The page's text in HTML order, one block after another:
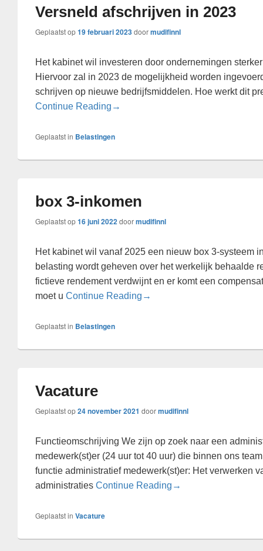
Versneld afschrijven in 2023
Geplaatst op19 februari 2023doormudifinnl
Het kabinet wil investeren door ondernemingen
Hiervoor zal in 2023 de mogelijkheid worden
schrijven op nieuwe bedrijfsmiddelen. Hoe werkt dit
Continue Reading Versneld afschrijven in 2023
→
Geplaatst in Belastingen
box 3-inkomen
Geplaatst op16 juni 2022doormudifinnl
Het kabinet wil vanaf 2025 een nieuw box 3-systeem
belasting wordt geheven over het werkelijk behaalde
fictieve rendement verdwijnt en er komt een
moet u Continue Reading box 3-inkomen
→
Geplaatst in Belastingen
Vacature
Geplaatst op24 november 2021 doormudifinnl
Functieomschrijving We zijn op zoek naar een
medewerk(st)er (24 uur tot 40 uur) die binnen ons
functie administratief medewerk(st)er: Het verwerken
administraties Continue Reading Vacature
→
Geplaatst in Vacature